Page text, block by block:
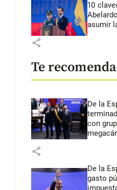
10
asumir
share
Te
De la
con
share
De la
gasto